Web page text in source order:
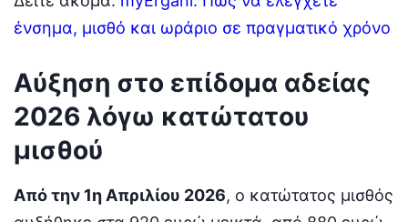
ένσημα, μισθό και ωράριο σε πραγματικό χρόνο
Αύξηση στο επίδομα αδείας
2026 λόγω κατώτατου
μισθού
Από την 1η Απριλίου 2026, ο κατώτατος μισθός